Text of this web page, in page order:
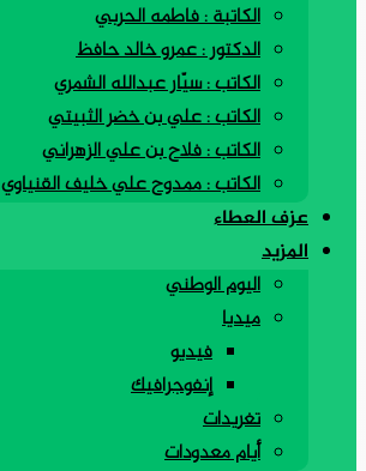
الكاتبة : فاطمه الحربي
الدكتور : عمرو خالد حافظ
الكاتب : سيّار عبدالله الشمري
الكاتب : علي بن خضر الثبيتي
الكاتب : فلاح بن علي الزهراني
الكاتب : ممدوح علي خليف القنياوي
عزف العطاء
المزيد
اليوم الوطني
ميديا
فيديو
إنفوجرافيك
تغريدات
أيام معدودات